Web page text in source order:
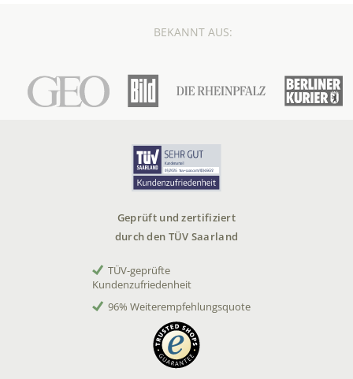
BEKANNT AUS:
Geprüft und zertifiziert
durch den TÜV Saarland
TÜV-geprüfte
Kundenzufriedenheit
96% Weiterempfehlungsquote